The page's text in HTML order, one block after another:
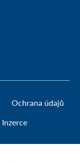
Ochrana údajů
Inzerce